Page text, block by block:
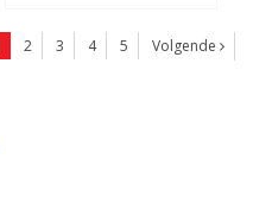
2 3 4 5 Volgende